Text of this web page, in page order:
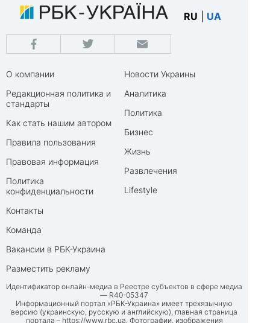
RU UA
О компании
Редакционная политика и
стандарты
Как стать нашим автором
Правила пользования
Правовая информация
Политика
конфиденциальности
Контакты
Команда
Вакансии в РБК-Украина
Разместить рекламу
Новости Украины
Аналитика
Политика
Бизнес
Жизнь
Развлечения
Lifestyle
Идентификатор онлайн-медиа в Реестре субъектов в сфере медиа
— R40-05347
Информационный портал «РБК-Украина» имеет трехязычную
версию (украинскую, русскую и английскую), главная страница
портала – https://www.rbc.ua. Фотографии, изображения